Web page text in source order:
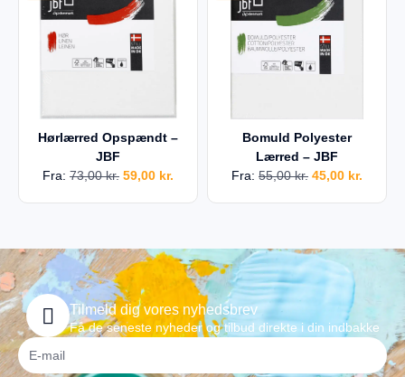
Hørlærred Opspændt –
JBF
Fra: 73,00kr. 59,00 kr.
Bomuld Polyester
Lærred – JBF
Fra: 55,00kr. 45,00 kr.
Tilmeld dig vores nyhedsbrev
Få de seneste nyheder og tilbud direkte i din indbakke